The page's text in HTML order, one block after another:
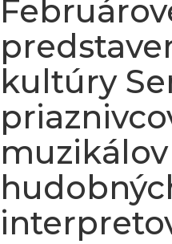
kultúry